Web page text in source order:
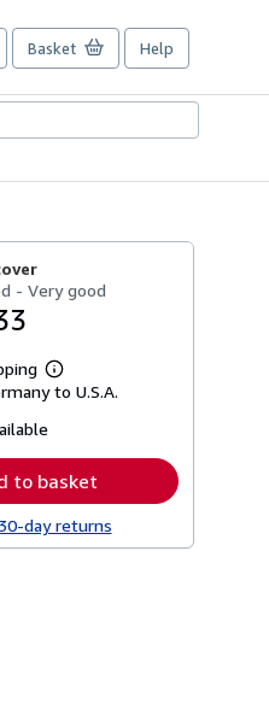
Basket Help
- Very good
Learn
more
to U.S.A.
to basket
day returns